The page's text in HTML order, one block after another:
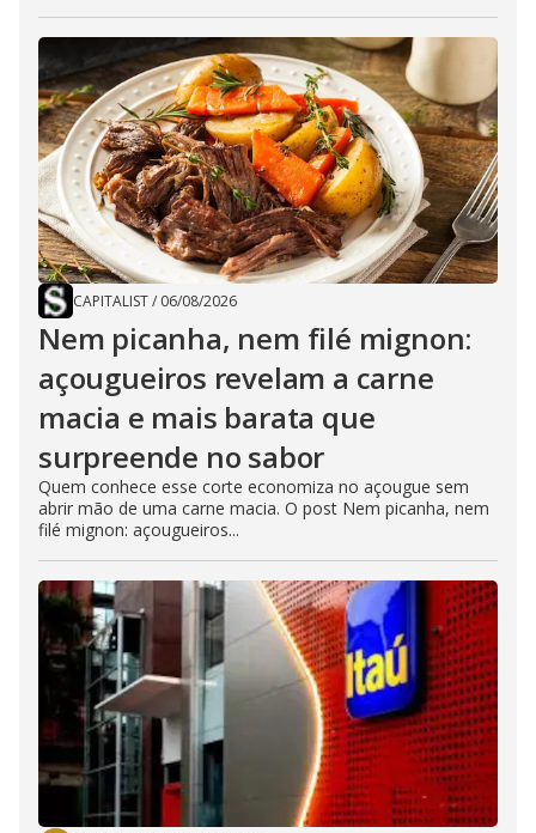
CAPITALIST/ 06/08/2026
Nem picanha, nem filé mignon:
açougueiros revelam a carne
macia e mais barata que
surpreende no sabor
Quem conhece esse corte economiza no açougue sem
abrir mão de uma carne macia. O post Nem picanha, nem
filé mignon: açougueiros...